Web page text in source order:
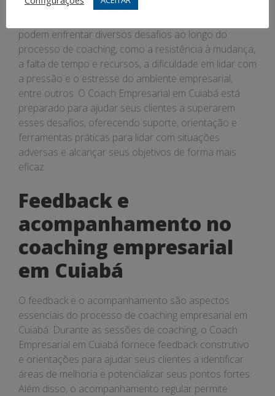
podem enfrentar diversos desafios ao longo do
processo de coaching, como a resistência à mudança,
a falta de tempo e recursos, a dificuldade em lidar com
a pressão e o estresse do ambiente empresarial,
entre outros. O Coach Empresarial em Cuiabá está
preparado para ajudar seus clientes a superarem
esses desafios, oferecendo suporte, orientação e
ferramentas práticas para lidar com situações
adversas e alcançar seus objetivos de forma mais
eficaz.
Feedback e
acompanhamento no
coaching empresarial
em Cuiabá
O feedback e o acompanhamento são aspectos
essenciais do processo de coaching empresarial em
Cuiabá. Durante as sessões de coaching, o Coach
Empresarial em Cuiabá fornece feedback construtivo
e orientações para ajudar seus clientes a identificar
áreas de melhoria e potencializar seus pontos fortes.
Além disso, o acompanhamento regular permite